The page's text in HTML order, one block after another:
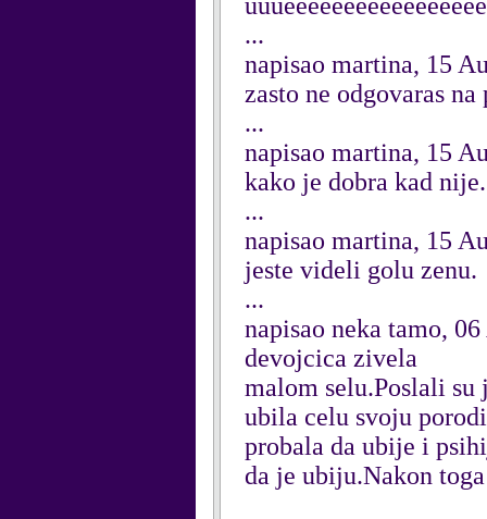
...
napisao martina, 15
zasto ne odgovaras na
...
napisao martina, 15
kako je dobra kad nije.
...
napisao martina, 15
jeste videli golu zenu.
...
napisao neka tamo,
devojcica zivela
malom selu.Poslali
ubila celu svoju
probala da ubije i
da je ubiju.Nakon